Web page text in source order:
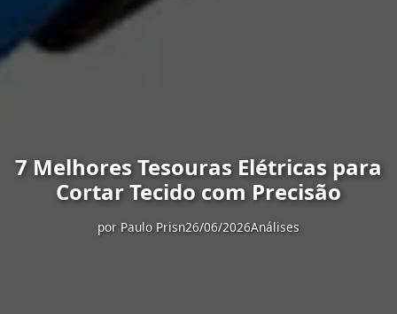
7 Melhores Tesouras Elétricas para
Cortar Tecido com Precisão
por Paulo Prisn26/06/2026Análises